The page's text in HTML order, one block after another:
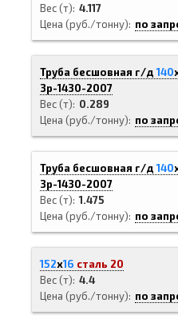
Вес (т) 4.117
Цена (руб./тонну)
по
Труба бесшовная г/д140
3р-1430-2007
Вес (т)
0.289
Цена (руб./тонну)
по
Труба бесшовная г/д140
3р-1430-2007
Вес (т) 1.475
Цена (руб./тонну)
по
152х16 сталь 20
Вес (т) 4.4
Цена (руб./тонну)
по